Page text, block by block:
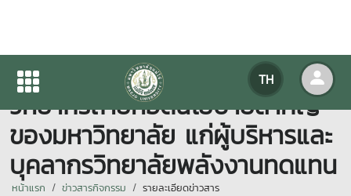
TH
หัวหน้างานยุทธศาสตร์ฯ เป็น
วิทยากรถ่ายทอดนโยบายสำคัญ
ของมหาวิทยาลัย แก่ผู้บริหารและ
บุคลากรวิทยาลัยพลังงานทดแทน
หน้าแรก ข่าวสารกิจกรรม รายละเอียดข่าวสาร